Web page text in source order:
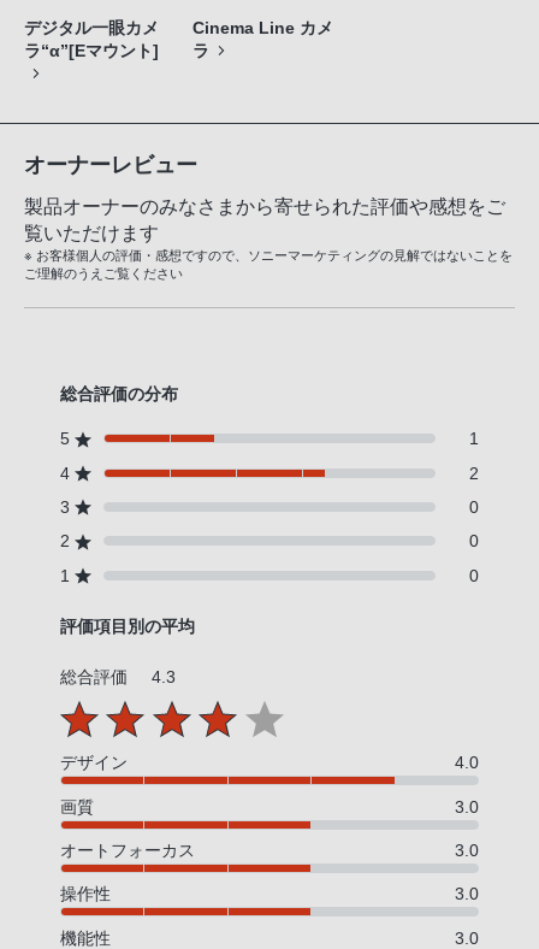
デジタル一眼カメ
ラ“α”[Eマウント]
Cinema Line カメ
ラ
オーナーレビュー
製品オーナーのみなさまから寄せられた評価や感想をご
覧いただけます
※ お客様個人の評価・感想ですので、ソニーマーケティングの見解ではないことを
ご理解のうえご覧ください
総合評価の分布
5
1
4
2
3
0
2
0
1
0
評価項目別の平均
総合評価 4.3
デザイン 4.0
画質 3.0
オートフォーカス 3.0
操作性 3.0
機能性 3.0